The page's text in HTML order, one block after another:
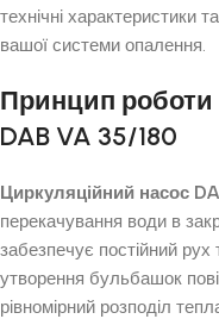
технічні характеристики
вашої системи опалення.
Принцип роботи
DAB VA 35/180
Циркуляційний насос
перекачування води в
забезпечує постійний
утворення бульбашок
рівномірний розподіл